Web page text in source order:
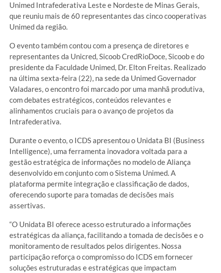
Unimed Intrafederativa Leste e Nordeste de Minas Gerais,
que reuniu mais de 60 representantes das cinco cooperativas
Unimed da região.
O evento também contou com a presença de diretores e
representantes da Unicred, Sicoob CredRioDoce, Sicoob e do
presidente da Faculdade Unimed, Dr. Elton Freitas. Realizado
na última sexta-feira (22), na sede da Unimed Governador
Valadares, o encontro foi marcado por uma manhã produtiva,
com debates estratégicos, conteúdos relevantes e
alinhamentos cruciais para o avanço de projetos da
Intrafederativa.
Durante o evento, o ICDS apresentou o Unidata BI (Business
Intelligence), uma ferramenta inovadora voltada para a
gestão estratégica de informações no modelo de Aliança
desenvolvido em conjunto com o Sistema Unimed. A
plataforma permite integração e classificação de dados,
oferecendo suporte para tomadas de decisões mais
assertivas.
“O Unidata BI oferece acesso estruturado a informações
estratégicas da aliança, facilitando a tomada de decisões e o
monitoramento de resultados pelos dirigentes. Nossa
participação reforça o compromisso do ICDS em fornecer
soluções estruturadas e estratégicas que impactam